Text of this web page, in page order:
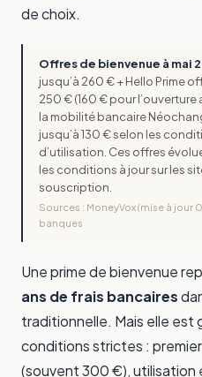
de choix.
Offres de bienvenue à mai
jusqu’à 260 € + Hello Prime
250 € (160 € pour
la mobilité bancaire
jusqu’à 130 € selon les
d’utilisation. Ces offres
les conditions à jour sur les
souscription.
Sources : MoneyVox (mise à
banques
Une prime de bienvenue
ans de frais bancaires
traditionnelle. Mais elle est
conditions strictes :
(souvent 300 €), utilisation